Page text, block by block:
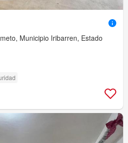
Municipio Iribarren, Estado